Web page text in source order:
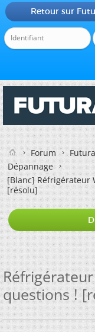
Retour sur
Forum
Dépannage
[Blanc]Réfrigérateur
[résolu]
questions !